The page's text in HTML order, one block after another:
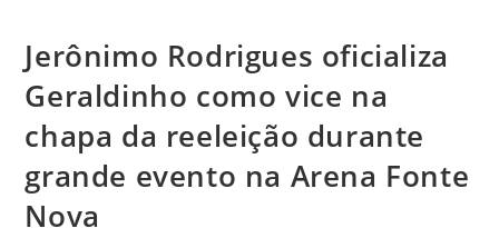
Jerônimo Rodrigues oficializa
Geraldinho como vice na
chapa da reeleição durante
grande evento na Arena Fonte
Nova